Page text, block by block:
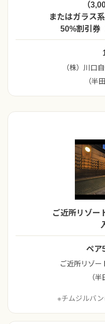
（
またはガラス
50%割引券
（株）川口
（半
ご近所リゾー
ペア
ご近所リゾー
（
※チムジルバン